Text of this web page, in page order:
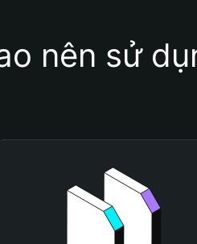
nên sử